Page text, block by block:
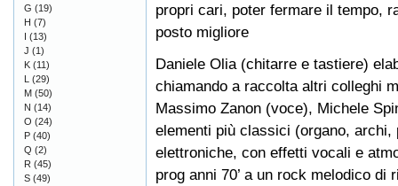
propri cari, poter fermare il tempo,
posto migliore
Daniele Olia (chitarre e tastiere)
chiamando a raccolta altri colleghi
Massimo Zanon (voce), Michele
elementi più classici (organo,
elettroniche, con effetti vocali e
prog anni 70’ a un rock melodico
G (19)
H (7)
I (13)
J (1)
K (11)
L (29)
M (50)
N (14)
O (24)
P (40)
Q (2)
R (45)
S (49)